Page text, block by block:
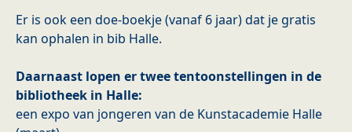
Er is ook een doe-boekje (vanaf 6 jaar) dat je gratis
kan ophalen in bib Halle.
Daarnaast lopen er twee tentoonstellingen in de
bibliotheek in Halle:
een expo van jongeren van de Kunstacademie Halle